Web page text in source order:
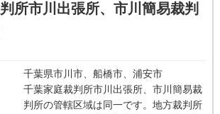
所市川出張所、市川簡易裁判
千葉県市川市、船橋市、浦安市
千葉家庭裁判所市川出張所、市川簡易裁
判所の管轄区域は同一です。地方裁判所